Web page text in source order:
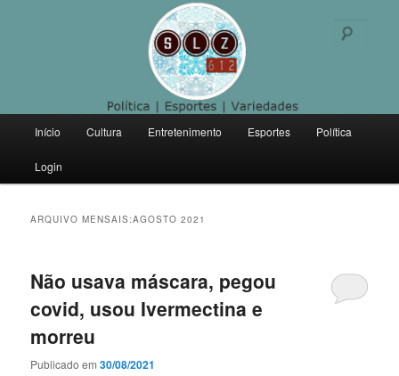
Politica | Esportes | Variedades
principal
Pular
para
principal
Pular
para
secundário
Início Cultura Entretenimento Esportes Política
Login
ARQUIVO MENSAIS:AGOSTO 2021
Não usava máscara, pegou
covid, usou Ivermectina e
morreu
Publicado em30/08/2021